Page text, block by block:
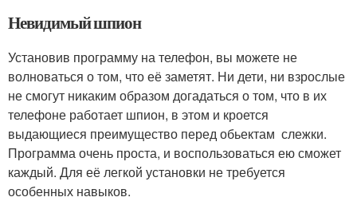
Невидимый шпион
Установив программу на телефон, вы можете не
волноваться о том, что её заметят. Ни дети, ни взрослые
не смогут никаким образом догадаться о том, что в их
телефоне работает шпион, в этом и кроется
выдающиеся преимущество перед обьектам слежки.
Программа очень проста, и воспользоваться ею сможет
каждый. Для её легкой установки не требуется
особенных навыков.